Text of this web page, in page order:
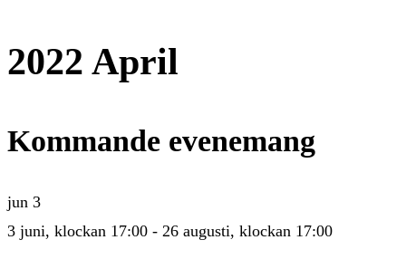
2022 April
Kommande evenemang
jun 3
3 juni, klockan 17:00 - 26 augusti, klockan 17:00